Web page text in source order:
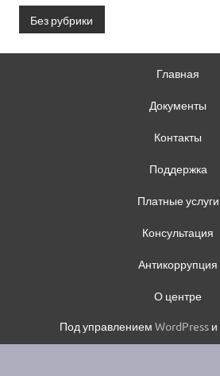
Без рубрики
Главная
Документы
Контакты
Поддержка
Платные услуги
Консультация
Антикоррупция
О центре
Под управлением WordPress и